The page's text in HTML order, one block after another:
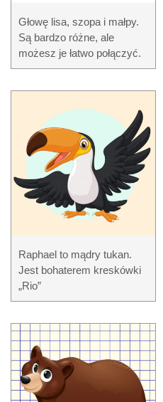
Głowę lisa, szopa i małpy.
Są bardzo różne, ale
możesz je łatwo połączyć.
Raphael to mądry tukan.
Jest bohaterem kreskówki
„Rio”